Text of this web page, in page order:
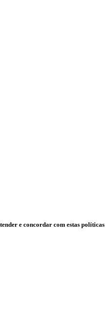
e concordar com estas políticas